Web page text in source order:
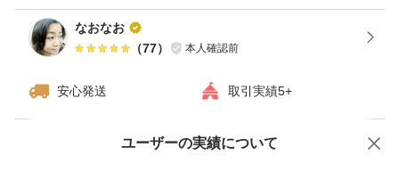
なおなお
（77） 本人確認前
安心発送 取引実績5+
ユーザーの実績について
価格の相談 商品への質問